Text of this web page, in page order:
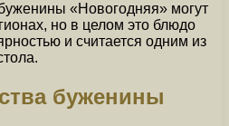
«Новогодняя» могут
но в целом это блюдо
и считается одним из
буженины